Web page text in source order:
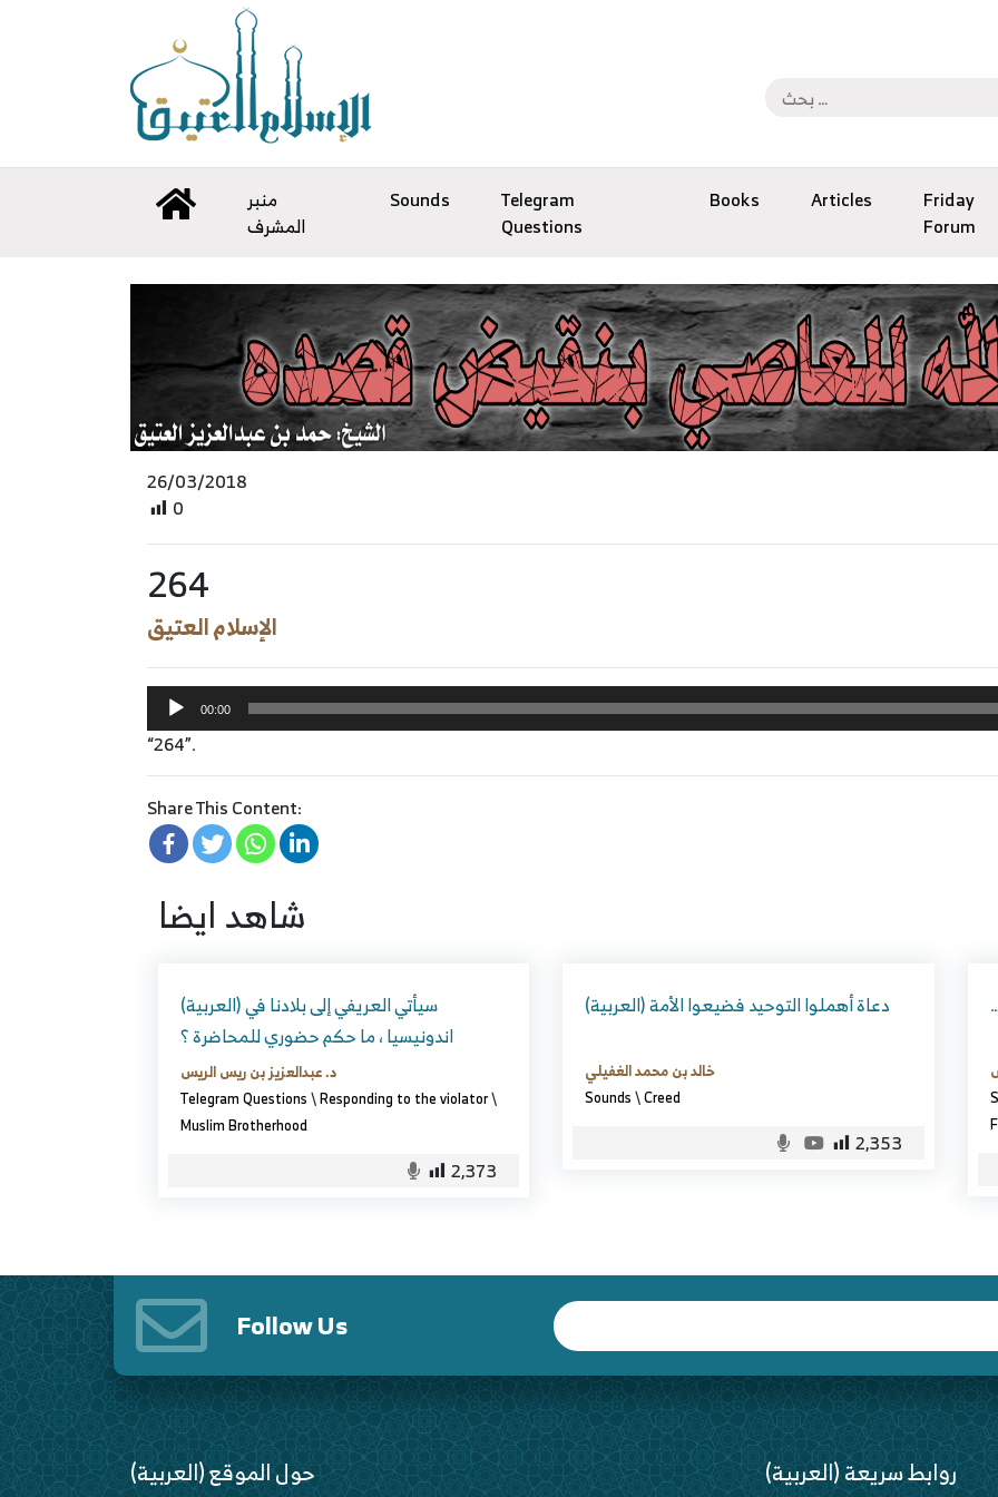
منبر
المشرف
Sounds
Telegram
Questions
Books Articles
Friday
Forum
26/03/2018
0
264
الإسلام العتيق
Audio
Player 00:00
“264”.
Share This Content:
شاهد ايضا
(العربية) سيأتي العريفي إلى بلادنا في
اندونيسيا ، ما حكم حضوري للمحاضرة ؟
د. عبدالعزيز بن ريس الريس
Telegram Questions\Responding to the violator\
Muslim Brotherhood
2,373
(العربية) دعاة أهملوا التوحيد فضيعوا الأمة
خالد بن محمد الغفيلي
Sounds\Creed
2,353
Follow Us
(العربية) حول الموقع (العربية) روابط سريعة